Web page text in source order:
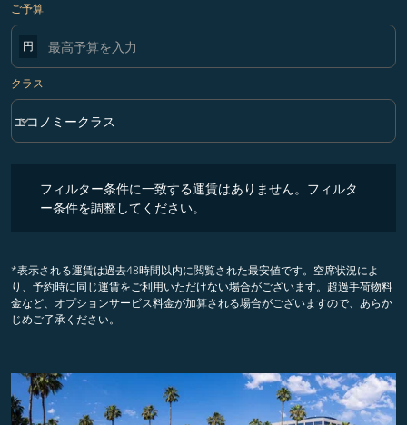
ご予算
円
クラス
クラス option エコノミークラス Selected
エコノミークラス
keyboard_arrow_down
フィルター条件に一致する運賃はありません。フィルタ
ー条件を調整してください。
*表示される運賃は過去48時間以内に閲覧された最安値です。空席状況によ
り、予約時に同じ運賃をご利用いただけない場合がございます。超過手荷物料
金など、オプションサービス料金が加算される場合がございますので、あらか
じめご了承ください。